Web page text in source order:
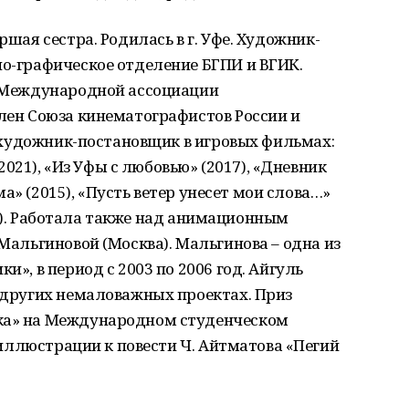
сестра. Родилась в г. Уфе. Художник-
графическое отделение БГПИ и ВГИК.
ассоциации
Союза кинематографистов России и
постановщик в игровых фильмах:
«Из Уфы с любовью» (2017), «Дневник
(2015), «Пусть ветер унесет мои слова…»
Работала также над анимационным
(Москва). Мальгинова – одна из
в период с 2003 по 2006 год. Айгуль
немаловажных проектах. Приз
на Международном студенческом
к повести Ч. Айтматова «Пегий